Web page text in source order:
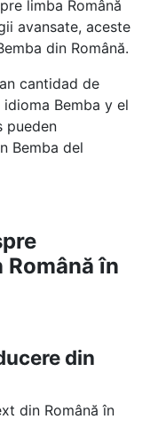
limba Română
avansate, aceste
din Română.
cantidad de
Bemba y el
pueden
Bemba del
în
din
din Română în